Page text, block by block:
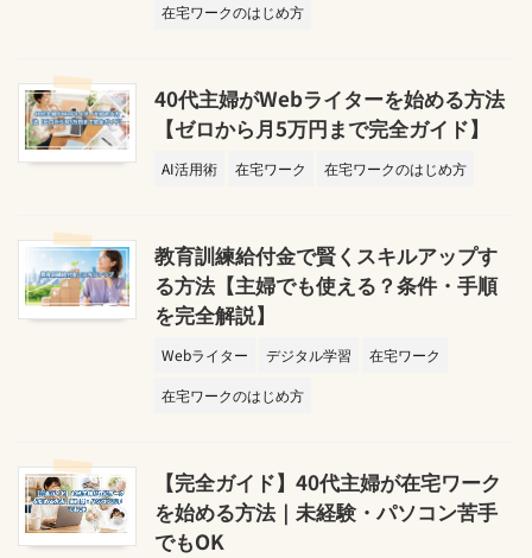
在宅ワークのはじめ方
40代主婦がWebライターを始める方法
【ゼロから月5万円まで完全ガイド】
AI活用術 在宅ワーク 在宅ワークのはじめ方
教育訓練給付金で賢くスキルアップす
る方法【主婦でも使える？条件・手順
を完全解説】
Webライター デジタル学習
在宅ワーク
在宅ワークのはじめ方
【完全ガイド】40代主婦が在宅ワーク
を始める方法｜未経験・パソコン苦手
でもOK